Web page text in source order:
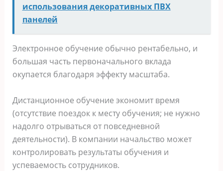
использования декоративных ПВХ
панелей
Электронное обучение обычно рентабельно, и
большая часть первоначального вклада
окупается благодаря эффекту масштаба.
Дистанционное обучение экономит время
(отсутствие поездок к месту обучения; не нужно
надолго отрываться от повседневной
деятельности). В компании начальство может
контролировать результаты обучения и
успеваемость сотрудников.